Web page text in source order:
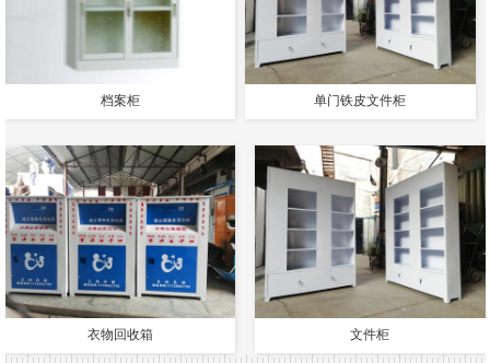
档案柜 单门铁皮文件柜
衣物回收箱 文件柜